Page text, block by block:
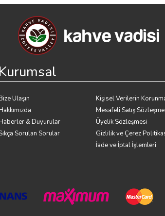
Kurumsal
Ulaşın
& Duyurular
Sorulan Sorular
Kişisel Verilerin
Mesafeli Satış
Üyelik Sözleşmesi
Gizlilik ve Çerez
İade ve İptal İşlemleri